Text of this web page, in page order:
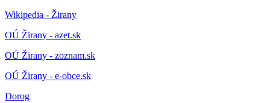
Wikipedia - Žirany
OÚ Žirany - azet.sk
OÚ Žirany - zoznam.sk
OÚ Žirany - e-obce.sk
Dorog